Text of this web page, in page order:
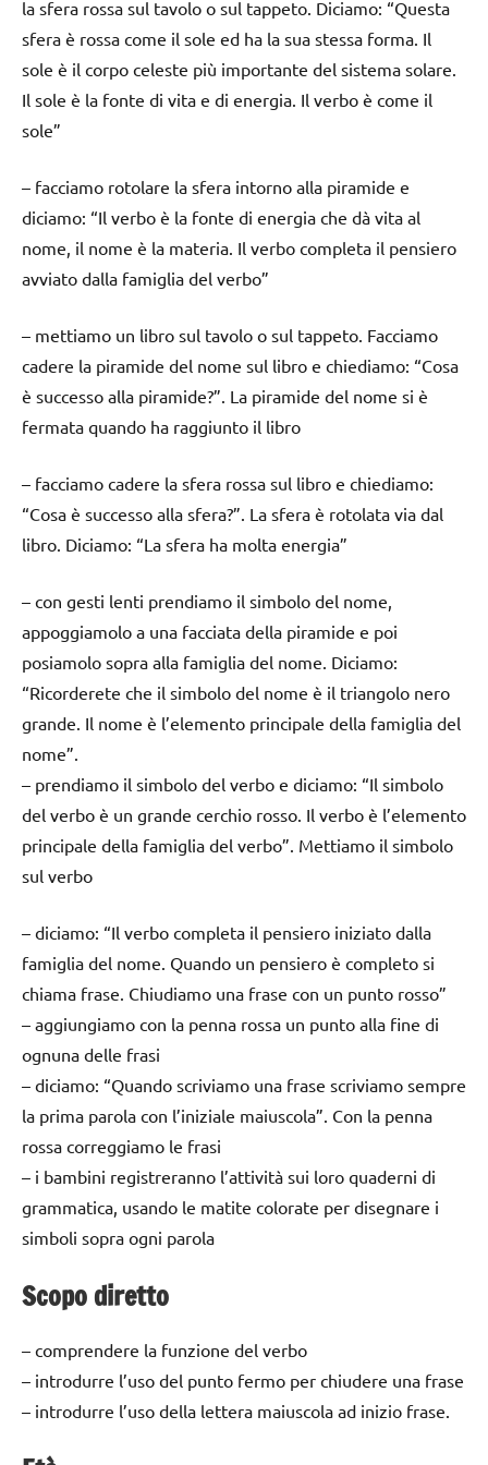
la sfera rossa sul tavolo o sul tappeto. Diciamo: “Questa
sfera è rossa come il sole ed ha la sua stessa forma. Il
sole è il corpo celeste più importante del sistema solare.
Il sole è la fonte di vita e di energia. Il verbo è come il
sole”
– facciamo rotolare la sfera intorno alla piramide e
diciamo: “Il verbo è la fonte di energia che dà vita al
nome, il nome è la materia. Il verbo completa il pensiero
avviato dalla famiglia del verbo”
– mettiamo un libro sul tavolo o sul tappeto. Facciamo
cadere la piramide del nome sul libro e chiediamo: “Cosa
è successo alla piramide?”. La piramide del nome si è
fermata quando ha raggiunto il libro
– facciamo cadere la sfera rossa sul libro e chiediamo:
“Cosa è successo alla sfera?”. La sfera è rotolata via dal
libro. Diciamo: “La sfera ha molta energia”
– con gesti lenti prendiamo il simbolo del nome,
appoggiamolo a una facciata della piramide e poi
posiamolo sopra alla famiglia del nome. Diciamo:
“Ricorderete che il simbolo del nome è il triangolo nero
grande. Il nome è l’elemento principale della famiglia del
nome”.
– prendiamo il simbolo del verbo e diciamo: “Il simbolo
del verbo è un grande cerchio rosso. Il verbo è l’elemento
principale della famiglia del verbo”. Mettiamo il simbolo
sul verbo
– diciamo: “Il verbo completa il pensiero iniziato dalla
famiglia del nome. Quando un pensiero è completo si
chiama frase. Chiudiamo una frase con un punto rosso”
– aggiungiamo con la penna rossa un punto alla fine di
ognuna delle frasi
– diciamo: “Quando scriviamo una frase scriviamo sempre
la prima parola con l’iniziale maiuscola”. Con la penna
rossa correggiamo le frasi
– i bambini registreranno l’attività sui loro quaderni di
grammatica, usando le matite colorate per disegnare i
simboli sopra ogni parola
Scopo diretto
– comprendere la funzione del verbo
– introdurre l’uso del punto fermo per chiudere una frase
– introdurre l’uso della lettera maiuscola ad inizio frase.